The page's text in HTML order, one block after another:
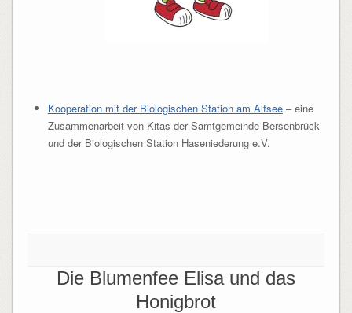
Kooperation mit der Biologischen Station am Alfsee– eine
Zusammenarbeit von Kitas der Samtgemeinde Bersenbrück
und der Biologischen Station Haseniederung e.V.
Die Blumenfee Elisa und das
Honigbrot